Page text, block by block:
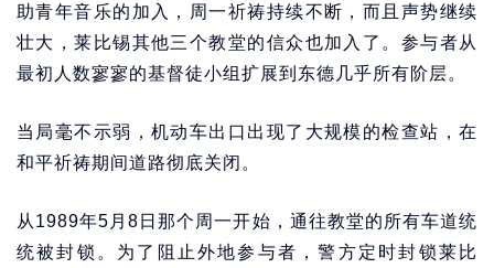
助青年音乐的加入，周一祈祷持续不断，而且声势继续
壮大，莱比锡其他三个教堂的信众也加入了。参与者从
最初人数寥寥的基督徒小组扩展到东德几乎所有阶层。
当局毫不示弱，机动车出口出现了大规模的检查站，在
和平祈祷期间道路彻底关闭。
从1989年5月8日那个周一开始，通往教堂的所有车道统
统被封锁。为了阻止外地参与者，警方定时封锁莱比